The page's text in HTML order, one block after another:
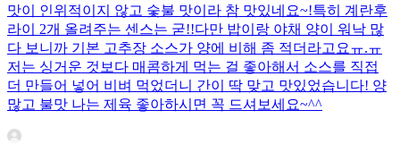
맛이 인위적이지 않고 숯불 맛이라 참 맛있네요~!특히 계란후
라이 2개 올려주는 센스는 굳!! ​다만 밥이랑 야채 양이 워낙 많
다 보니까 기본 고추장 소스가 양에 비해 좀 적더라고요ㅠ.ㅠ
저는 싱거운 것보다 매콤하게 먹는 걸 좋아해서 소스를 직접
더 만들어 넣어 비벼 먹었더니 간이 딱 맞고 맛있었습니다! 양
많고 불맛 나는 제육 좋아하시면 꼭 드셔보세요~^^